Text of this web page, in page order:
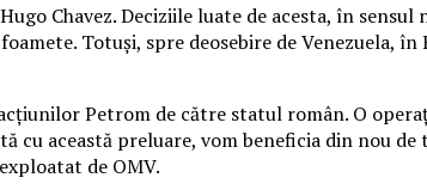
Chavez.Deciziile luate de acesta, în
Totuşi, spre deosebire de Venezuela,
Petrom de către statul român. O
această preluare, vom beneficia din nou
de OMV.